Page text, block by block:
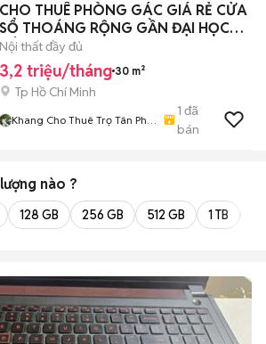
CHO THUÊ PHÒNG GÁC GIÁ RẺ CỬA
SỔ THOÁNG RỘNG GẦN ĐẠI HỌC
CÔNG THƯƠNG
Nội thất đầy đủ
3,2 triệu/tháng 30 m²
Tp Hồ Chí Minh
Khang Cho Thuê Trọ Tân Phú
1 đã
bán
nào ?
128 GB 256 GB 512 GB 1 TB